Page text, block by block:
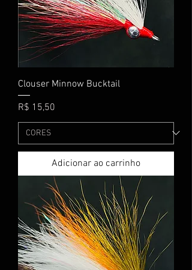
Clouser Minnow Bucktail
Preço
R$ 15,50
Adicionar ao carrinho